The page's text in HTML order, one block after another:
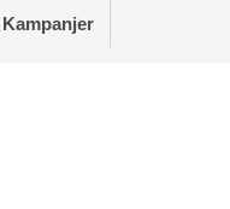
Kampanjer